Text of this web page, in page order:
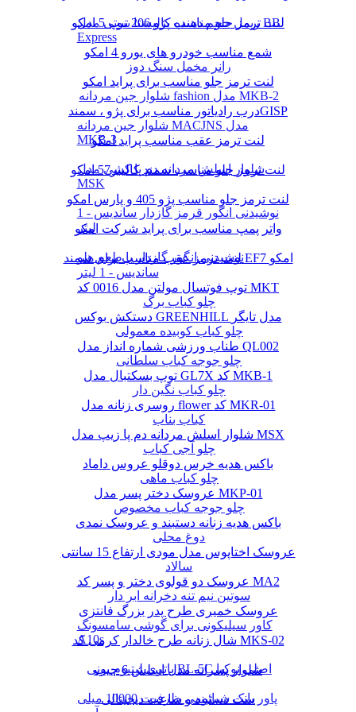
ریمل حجم دهنده کالیستا بیوتی مدل BB
Express
رانر مخمل سنگ دوز
شلوار جین مردانه fashion مدل MKB-2
شلوار جین مردانه MACJNS مدل
MKB-3
شلوار اسلش مردانه دم پا کشی مدل
MSK
نوشیدنی انگور قرمز گازدار ساندیس - 1
لیتر
نوشیدنی انگور گازدار با طعم هلو
ساندیس - 1 لیتر
چلو کباب برگ
چلو کباب کوبیده معمولی
چلو جوجه کباب سلطانی
چلو کباب نگین دار
کباب بناب
چلو آجی کباب
چلو کباب ماهی
چلو جوجه کباب مخصوص
دوغ محلی
سالاد
سوتین نیم تنه دخرانه ابر دار
کاور سیلیکونی برای گوشی سامسونگ
A10s
باتری لیتیوم یونی BL-5C اصلی نوکیا
پاور بانک شیائومی ظرفیت 10000 میلی
لنت ترمز جلو مناسب پژو 206 تیپ 5 امکو
شمع مناسب خودرو های یورو 4 امکو
لنت ترمز جلو مناسب برای پراید امکو
درب رادیاتور مناسب برای پژو ، سمندGISP
لنت ترمز عقب مناسب پراید امکو
لنت ترمز جلو مناسب سمند کالیبر57 امکو
لنت ترمز جلو مناسب پژو 405 و پارس امکو
واتر پمپ مناسب برای پراید شرکت امکو
لنت ترمز عقب مناسب برای سمند EF7 امکو
توپ فوتسال مولتن مدل 0016 کد MKT
دستکش بوکس GREENHILL مدل تایگر
طناب ورزشی شماره انداز مدل QL002
توپ بسکتبال مدل GL7X کد MKB-1
روسری زنانه مدل flower کد MKR-01
شلوار اسلش مردانه دم پا زیپ مدل MSX
باکس هدیه خرس دوقلو عروس داماد
عروسک دختر پسر مدل MKP-01
باکس هدیه زنانه دستبند و عروسک نمدی
عروسک اختاپوس مدل مودی ارتفاع 15 سانتی
عروسک دو قولوی دختر و پسر کد MA2
عروسک خمیری طرح پدر بزرگ فانتزی
شال زنانه طرح خالدار کرمی کد MKS-02
شلوار پسرانه مدل اسلش 6 جیب
ست دستبند و ساعت دیجیتالی